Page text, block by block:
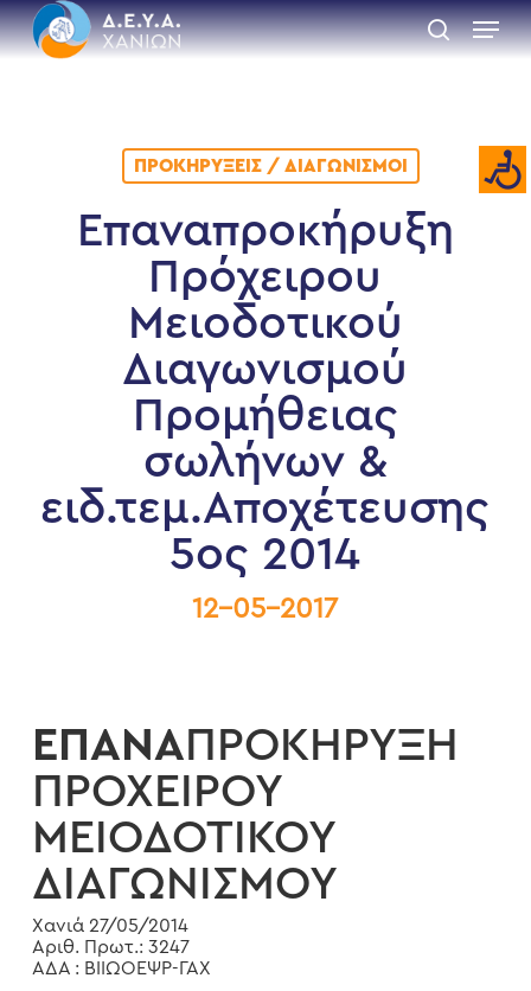
Skip
to
main
search
Menu
ΠΡΟΚΗΡΎΞΕΙΣ / ΔΙΑΓΩΝΙΣΜΟΊ
Επαναπροκήρυξη
Πρόχειρου
Μειοδοτικού
Διαγωνισμού
Προμήθειας
σωλήνων &
ειδ.τεμ.Αποχέτευσης
5ος 2014
12-05-2017
ΕΠΑΝΑΠΡΟΚΗΡΥΞΗ
ΠΡΟΧΕΙΡΟΥ
ΜΕΙΟΔΟΤΙΚΟΥ
ΔΙΑΓΩΝΙΣΜΟΥ
Χανιά 27/05/2014
Αριθ. Πρωτ.: 3247
ΑΔΑ : ΒΙΙΩΟΕΨΡ-ΓΑΧ